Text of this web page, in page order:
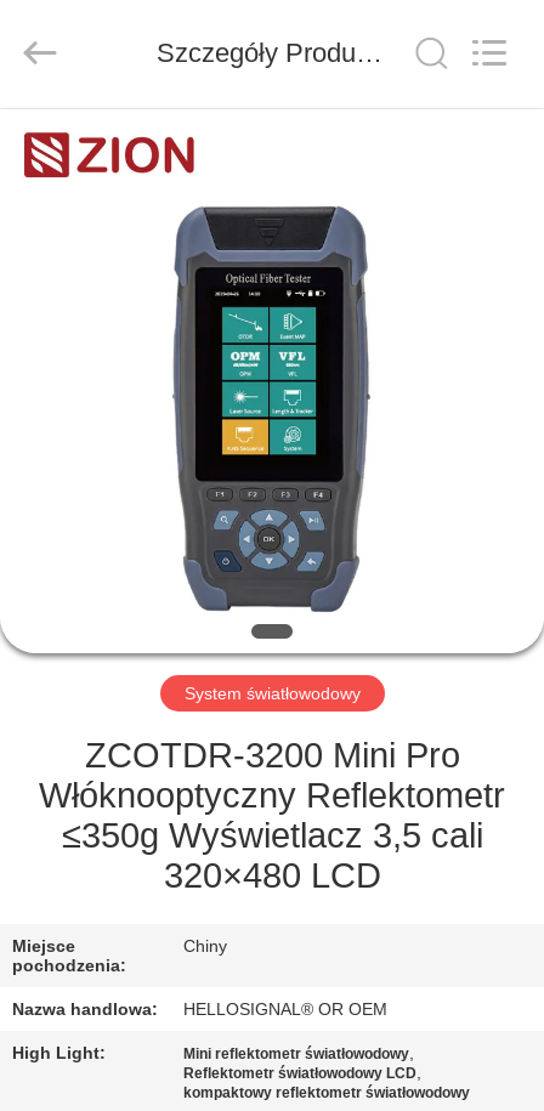
DOM
PRODUKTY
WYCIECZKA
KONTROLA
SKONTAKTUJ
NAMI
POPROSIĆ
WYCENĘ
SITEMAP
LTD.
Szczegóły Produktu
System światłowodowy
ZCOTDR-3200 Mini Pro
Włóknooptyczny Reflektometr
≤350g Wyświetlacz 3,5 cali
320×480 LCD
Miejsce
pochodzenia:
Chiny
Nazwa handlowa: HELLOSIGNAL® OR OEM
High Light: Mini reflektometr światłowodowy,
Reflektometr światłowodowy LCD,
kompaktowy reflektometr światłowodowy